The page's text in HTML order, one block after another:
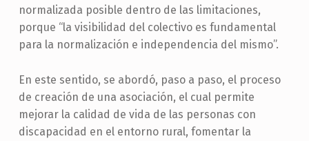
normalizada posible dentro de las limitaciones,
porque “la visibilidad del colectivo es fundamental
para la normalización e independencia del mismo”.
En este sentido, se abordó, paso a paso, el proceso
de creación de una asociación, el cual permite
mejorar la calidad de vida de las personas con
discapacidad en el entorno rural, fomentar la